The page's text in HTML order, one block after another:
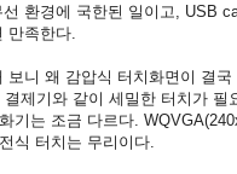
환경에 국한된 일이고, USB
만족한다.
보니 왜 감압식 터치화면이 결
제기와 같이 세밀한 터치가
기는 조금 다르다.
식 터치는 무리이다.